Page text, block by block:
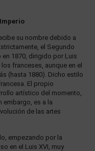
su nombre debido a
el Segundo
1870, dirigido por Luis
franceses, aunque en el
(hasta 1880). Dicho estilo
El propio
artístico del momento,
embargo, es a la
de las artes
empezando por la
en el Luis XVI, muy